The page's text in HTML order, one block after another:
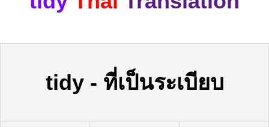
tidy- ที่เป็นระเบียบ